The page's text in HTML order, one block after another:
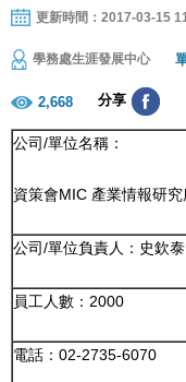
更新時間：2017-03-15
學務處生涯發展中心
2,668 分享
公司/單位名稱：
資策會MIC 產業情報研究
公司/單位負責人： 史欽泰
員工人數：2000
電話：02-2735-6070